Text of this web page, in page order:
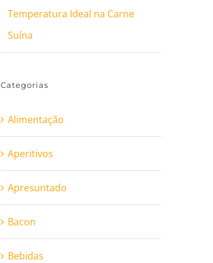
Temperatura Ideal na Carne
Suína
Categorias
Alimentação
Aperitivos
Apresuntado
Bacon
Bebidas